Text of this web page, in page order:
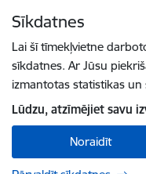
Sīkdatnes
Lai šī tīmekļvietne
sīkdatnes. Ar Jūsu
izmantotas statistikas
Lūdzu, atzīmējiet savu
Noraidīt